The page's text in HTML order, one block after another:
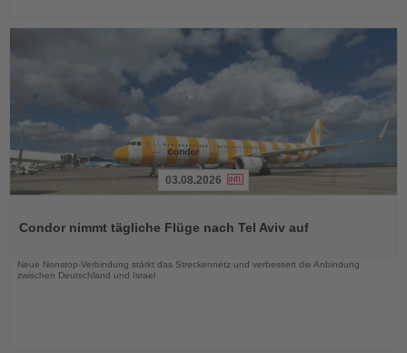
die
03.08.2026
Condor nimmt tägliche Flüge nach Tel Aviv auf
Neue Nonstop-Verbindung stärkt das Streckennetz und verbessert die Anbindung
zwischen Deutschland und Israel